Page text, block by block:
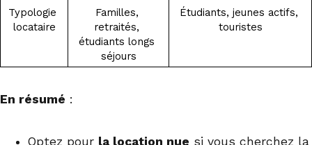
Typologie
locataire
Familles,
retraités,
étudiants longs
séjours
Étudiants, jeunes actifs,
touristes
En résumé :
Optez pour la location nue si vous cherchez la